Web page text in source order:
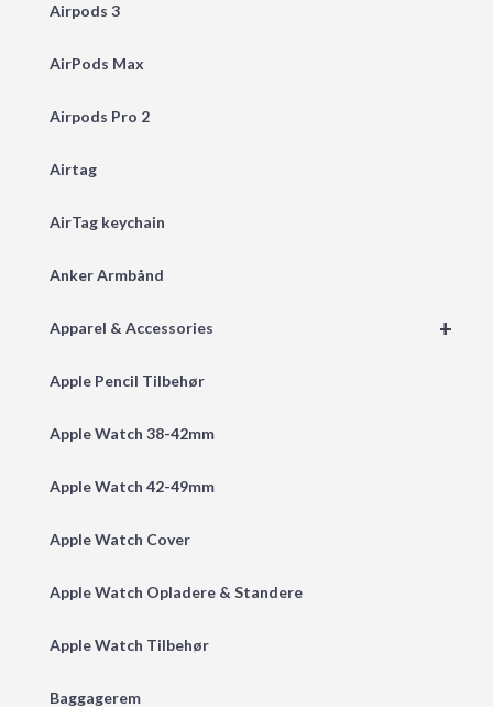
Airpods 3
AirPods Max
Airpods Pro 2
Airtag
AirTag keychain
Anker Armbånd
+
Apparel & Accessories
Apple Pencil Tilbehør
Apple Watch 38-42mm
Apple Watch 42-49mm
Apple Watch Cover
Apple Watch Opladere & Standere
Apple Watch Tilbehør
Baggagerem